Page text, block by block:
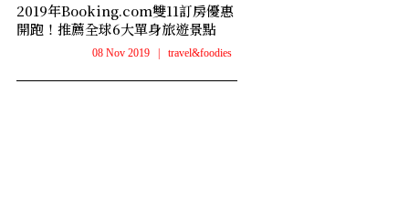
2019年Booking.com雙11訂房優惠
開跑！推薦全球6大單身旅遊景點
08 Nov 2019 travel&foodies